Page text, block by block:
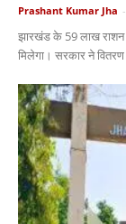
Prashant Kumar Jha -
झारखंड के 59 लाख राशन
मिलेगा। सरकार ने